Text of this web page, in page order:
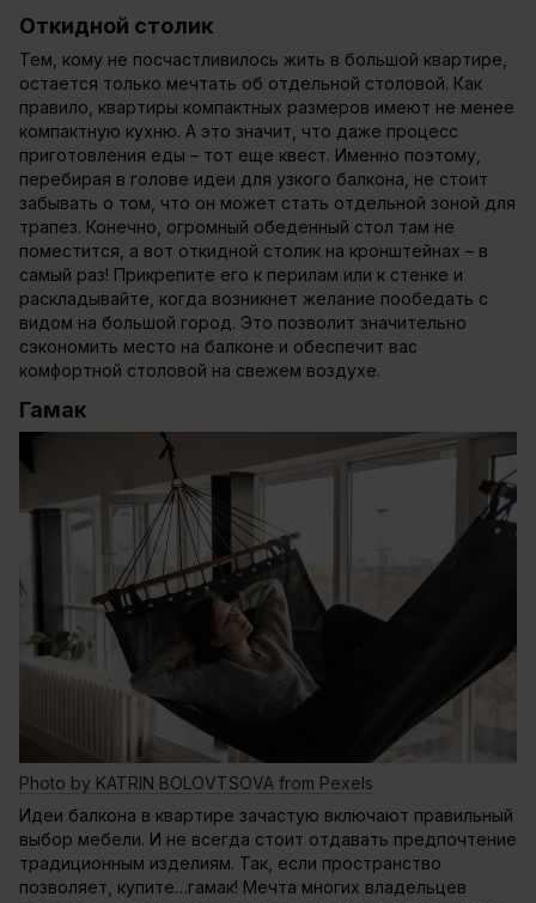
Откидной столик
Тем, кому не посчастливилось жить в большой квартире,
остается только мечтать об отдельной столовой. Как
правило, квартиры компактных размеров имеют не менее
компактную кухню. А это значит, что даже процесс
приготовления еды – тот еще квест. Именно поэтому,
перебирая в голове идеи для узкого балкона, не стоит
забывать о том, что он может стать отдельной зоной для
трапез. Конечно, огромный обеденный стол там не
поместится, а вот откидной столик на кронштейнах – в
самый раз! Прикрепите его к перилам или к стенке и
раскладывайте, когда возникнет желание пообедать с
видом на большой город. Это позволит значительно
сэкономить место на балконе и обеспечит вас
комфортной столовой на свежем воздухе.
Гамак
Photo by KATRIN BOLOVTSOVA from Pexels
Идеи балкона в квартире зачастую включают правильный
выбор мебели. И не всегда стоит отдавать предпочтение
традиционным изделиям. Так, если пространство
позволяет, купите…гамак! Мечта многих владельцев